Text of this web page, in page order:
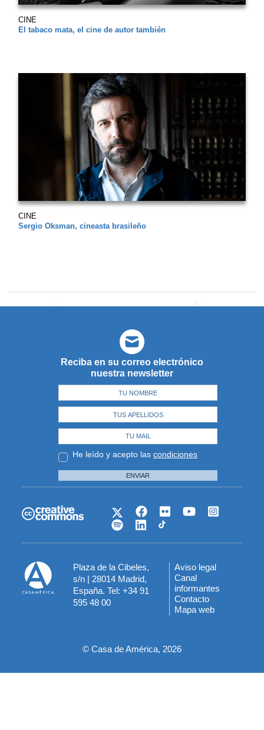
CINE
El tabaco mata, el cine de autor también
CINE
Sergio Oksman, cineasta brasileño
Reciba en su correo electrónico
nuestra newsletter
He leído y acepto las condiciones
ENVIAR
Plaza de la Cibeles,
s/n | 28014 Madrid,
España. Tel: +34 91
595 48 00
Menú
del
pie
Aviso legal
Canal
informantes
Contacto
Mapa web
© Casa de América, 2026